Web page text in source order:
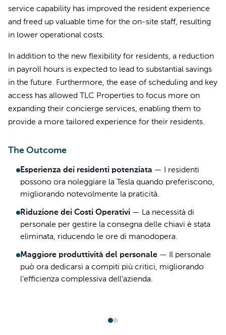
service capability has improved the resident experience
and freed up valuable time for the on-site staff, resulting
in lower operational costs.
In addition to the new flexibility for residents, a reduction
in payroll hours is expected to lead to substantial savings
in the future. Furthermore, the ease of scheduling and key
access has allowed TLC Properties to focus more on
expanding their concierge services, enabling them to
provide a more tailored experience for their residents.
The Outcome
Esperienza dei residenti potenziata —
I residenti
possono ora noleggiare la Tesla quando preferiscono,
migliorando notevolmente la praticità.
Riduzione dei Costi Operativi — La necessità di
personale per gestire la consegna delle chiavi è stata
eliminata, riducendo le ore di manodopera.
Maggiore produttività del personale —
Il personale
può ora dedicarsi a compiti più critici, migliorando
l'efficienza complessiva dell'azienda.